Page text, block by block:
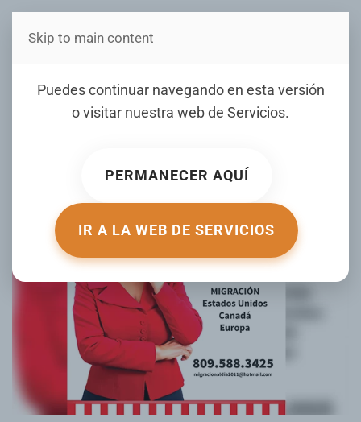
Estás en Telenord Medios
Puedes continuar navegando en esta versión
o visitar nuestra web de Servicios.
PERMANECER AQUÍ
IR A LA WEB DE SERVICIOS
Skip to main content
BOLETIN DE VISAS MES DE
JULIO 2022